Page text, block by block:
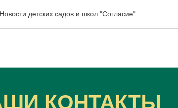
Новости детских садов и школ "Согласие"
транспорта в
КОНТАКТЫ